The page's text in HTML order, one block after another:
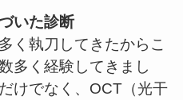
いた診断
く執刀してきたからこ
多く経験してきまし
けでなく、OCT（光干